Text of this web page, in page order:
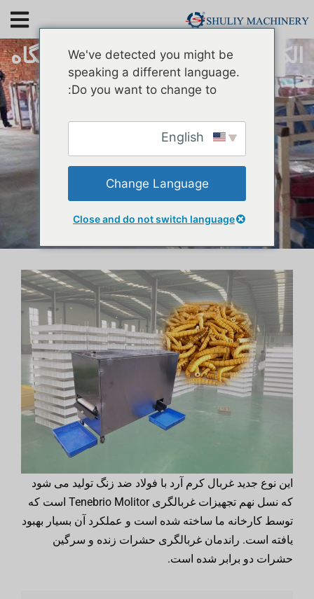
الک کرم آرد آلی نوع جدید | دستگاه
مرتب سازی شفیره
این نوع جدید غربال کرم آرد با فولاد ضد زنگ تولید می شود
که نسل نهم تجهیزات غربالگری Tenebrio Molitor است که
توسط کارخانه ما ساخته شده است و عملکرد آن بسیار بهبود
یافته است. راندمان غربالگری حشرات زنده و سرگین
حشرات دو برابر شده است.
We've detected you might be
speaking a different language.
Do you want to change to:
Change Language
Close and do not switch language